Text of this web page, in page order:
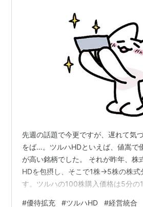
先週の話題で今更ですが、遅れて気
をば…。ツルハHDといえば、値嵩で
が高い銘柄でした。 それが昨年、株
HDを包摂し、そこで1株→5株の株式
す。ツルハの100株購入価格は5分の
#優待拡充 #ツルハHD #経営統合